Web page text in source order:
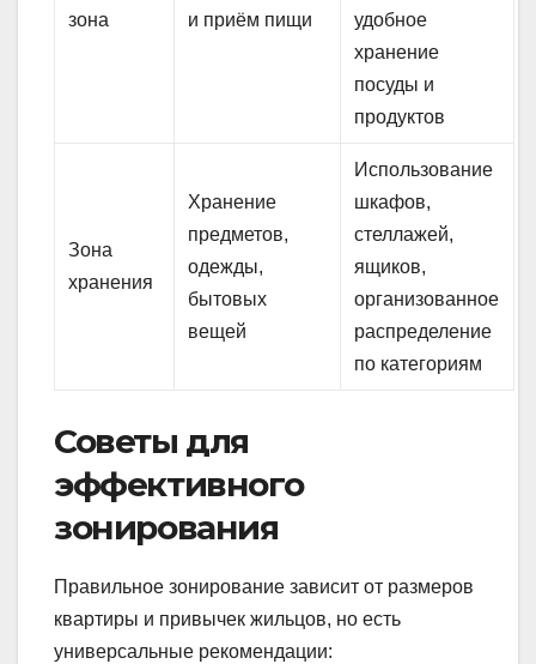
зона
и приём пищи
удобное
хранение
посуды и
продуктов
Зона
хранения
Хранение
предметов,
одежды,
бытовых
вещей
Использование
шкафов,
стеллажей,
ящиков,
организованное
распределение
по категориям
Советы для
эффективного
зонирования
Правильное зонирование зависит от размеров
квартиры и привычек жильцов, но есть
универсальные рекомендации: